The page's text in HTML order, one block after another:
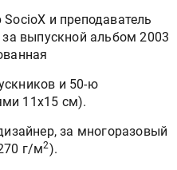
и преподаватель
выпускной альбом 2003
и 50-ю
11x15 см).
за многоразовый
г/м2).